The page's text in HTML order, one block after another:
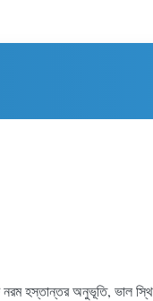
হস্তান্তর অনুভূতি, ভাল